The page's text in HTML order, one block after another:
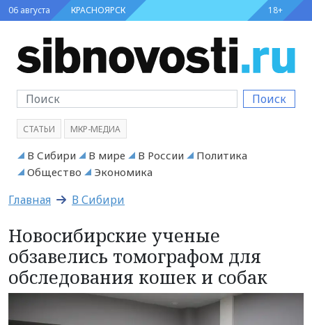
06 августа КРАСНОЯРСК 18+
Поиск
СТАТЬИ МКР-МЕДИА
В Сибири В мире В России
Политика
Общество
Экономика
Главная В Сибири
Новосибирские ученые
обзавелись томографом для
обследования кошек и собак